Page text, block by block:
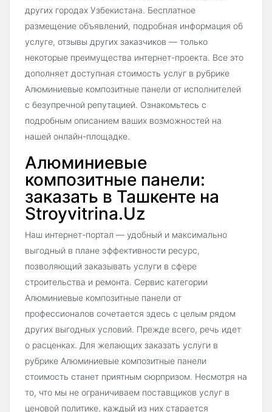
других городах Узбекистана. Бесплатное
размещение объявлений, подробная информация об
услуге, отзывы других заказчиков — только
некоторые преимущества интернет-проекта. Все это
дополняет доступная стоимость услуг в рубрике
Алюминиевые композитные панели от исполнителей
с безупречной репутацией. Ознакомьтесь с
подробным описанием ваших возможностей на
нашей онлайн-площадке.
Алюминиевые
композитные панели:
заказать в Ташкенте на
Stroyvitrina.Uz
Наш интернет-портал — удобный и максимально
выгодный в плане эффективности ресурс,
позволяющий заказывать услуги в сфере
строительства и ремонта. Сервис категории
Алюминиевые композитные панели от
профессионалов сочетается здесь с целым рядом
других выгодных условий. Прежде всего, речь идет
о расценках. Для желающих заказать услуги в
рубрике Алюминиевые композитные панели
стоимость станет приятным сюрпризом. Несмотря на
то, что мы не ограничиваем поставщиков услуг в
ценовой политике, каждый из них старается